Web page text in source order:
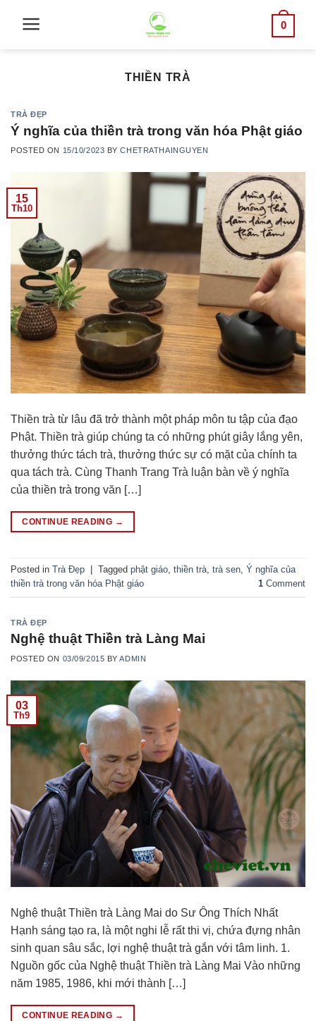
0
THIỀN TRÀ
TRÀ ĐẸP
Ý nghĩa của thiền trà trong văn hóa Phật giáo
POSTED ON 15/10/2023 BYCHETRATHAINGUYEN
15
Th10
Thiền trà từ lâu đã trở thành một pháp môn tu tập của đạo
Phật. Thiền trà giúp chúng ta có những phút giây lắng yên,
thưởng thức tách trà, thưởng thức sự có mặt của chính ta
qua tách trà. Cùng Thanh Trang Trà luận bàn về ý nghĩa
của thiền trà trong văn […]
CONTINUE READING →
Posted in Trà Đẹp Tagged phật giáo, thiền trà, trà sen, Ý nghĩa của
thiền trà trong văn hóa Phật giáo
1 Comment
TRÀ ĐẸP
Nghệ thuật Thiền trà Làng Mai
POSTED ON 03/09/2015 BYADMIN
03
Th9
Nghệ thuật Thiền trà Làng Mai do Sư Ông Thích Nhất
Hạnh sáng tạo ra, là một nghi lễ rất thi vị, chứa đựng nhân
sinh quan sâu sắc, lợi nghệ thuật trà gắn với tâm linh. 1.
Nguồn gốc của Nghệ thuật Thiền trà Làng Mai Vào những
năm 1985, 1986, khi mới thành […]
CONTINUE READING →